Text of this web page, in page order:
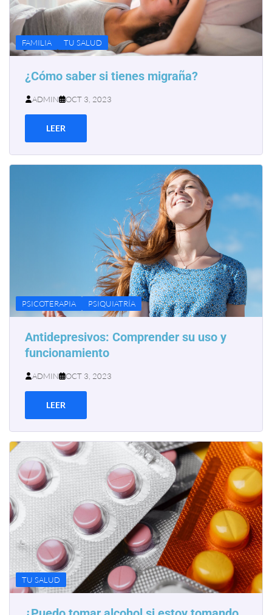
FAMILIA TU SALUD
¿Cómo saber si tienes migraña?
ADMIN OCT 3, 2023
LEER
PSICOTERAPIA PSIQUIATRÍA
Antidepresivos: Comprender su uso y
funcionamiento
ADMIN OCT 3, 2023
LEER
TU SALUD